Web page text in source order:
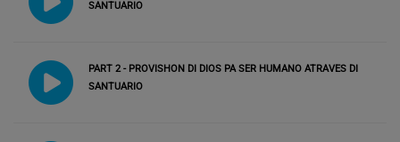
SANTUARIO
PART 2 - PROVISHON DI DIOS PA SER HUMANO ATRAVES DI
SANTUARIO